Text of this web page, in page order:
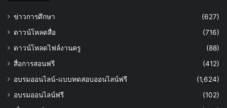
ข่าวการศึกษา
(627)
ดาวน์โหลดสื่อ
(716)
ดาวน์โหลดไฟล์งานครู
(88)
สื่อการสอนฟรี
(412)
อบรมออนไลน์-แบบทดสอบออนไลน์ฟรี
(1,624)
อบรมออนไลน์ฟรี
(102)